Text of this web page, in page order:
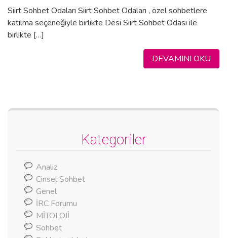
Siirt Sohbet Odaları Siirt Sohbet Odaları , özel sohbetlere
katılma seçeneğiyle birlikte Desi Siirt Sohbet Odası ile
birlikte […]
DEVAMINI OKU
Kategoriler
Analiz
Cinsel Sohbet
Genel
İRC Forumu
MİTOLOJİ
Sohbet